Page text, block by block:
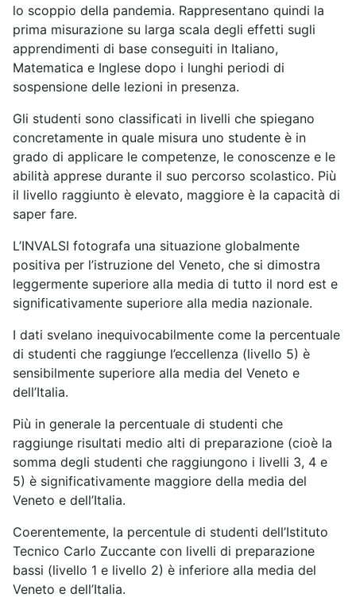
lo scoppio della pandemia. Rappresentano quindi la
prima misurazione su larga scala degli effetti sugli
apprendimenti di base conseguiti in Italiano,
Matematica e Inglese dopo i lunghi periodi di
sospensione delle lezioni in presenza.
Gli studenti sono classificati in livelli che spiegano
concretamente in quale misura uno studente è in
grado di applicare le competenze, le conoscenze e le
abilità apprese durante il suo percorso scolastico. Più
il livello raggiunto è elevato, maggiore è la capacità di
saper fare.
L’INVALSI fotografa una situazione globalmente
positiva per l’istruzione del Veneto, che si dimostra
leggermente superiore alla media di tutto il nord est e
significativamente superiore alla media nazionale.
I dati svelano inequivocabilmente come la percentuale
di studenti che raggiunge l’eccellenza (livello 5) è
sensibilmente superiore alla media del Veneto e
dell’Italia.
Più in generale la percentuale di studenti che
raggiunge risultati medio alti di preparazione (cioè la
somma degli studenti che raggiungono i livelli 3, 4 e
5) è significativamente maggiore della media del
Veneto e dell’Italia.
Coerentemente, la percentule di studenti dell’Istituto
Tecnico Carlo Zuccante con livelli di preparazione
bassi (livello 1 e livello 2) è inferiore alla media del
Veneto e dell’Italia.